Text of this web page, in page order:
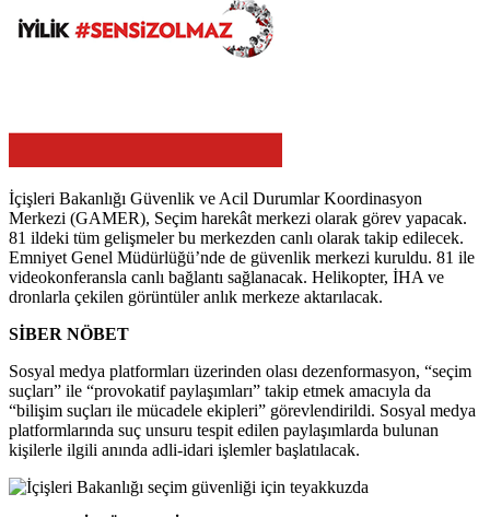
İçişleri Bakanlığı Güvenlik ve Acil Durumlar Koordinasyon
Merkezi (GAMER), Seçim harekât merkezi olarak görev yapacak.
81 ildeki tüm gelişmeler bu merkezden canlı olarak takip edilecek.
Emniyet Genel Müdürlüğü’nde de güvenlik merkezi kuruldu. 81 ile
videokonferansla canlı bağlantı sağlanacak. Helikopter, İHA ve
dronlarla çekilen görüntüler anlık merkeze aktarılacak.
SİBER NÖBET
Sosyal medya platformları üzerinden olası dezenformasyon, “seçim
suçları” ile “provokatif paylaşımları” takip etmek amacıyla da
“bilişim suçları ile mücadele ekipleri” görevlendirildi. Sosyal medya
platformlarında suç unsuru tespit edilen paylaşımlarda bulunan
kişilerle ilgili anında adli-idari işlemler başlatılacak.